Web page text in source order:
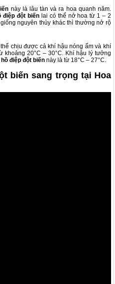
này là lâu tàn và ra hoa quanh năm.
điệp đột biếnlai có thể nở hoa từ 1 – 2
nguyên thủy khác thì thường nở rộ
chịu được cả khí hậu nóng ẩm và khí
khoảng 20°C – 30°C. Khí hậu lý tưởng
điệp đột biến này là từ 18°C – 27°C.
biến sang trọng tại Hoa